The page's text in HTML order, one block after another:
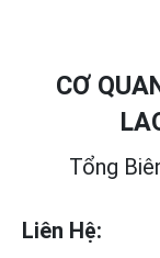
CƠ
Tổng
Liên Hệ: